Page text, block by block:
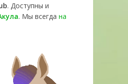
. Доступны и
. Мы всегда на